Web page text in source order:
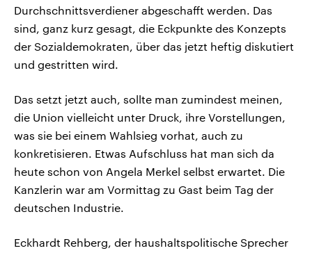
Durchschnittsverdiener abgeschafft werden. Das
sind, ganz kurz gesagt, die Eckpunkte des Konzepts
der Sozialdemokraten, über das jetzt heftig diskutiert
und gestritten wird.
Das setzt jetzt auch, sollte man zumindest meinen,
die Union vielleicht unter Druck, ihre Vorstellungen,
was sie bei einem Wahlsieg vorhat, auch zu
konkretisieren. Etwas Aufschluss hat man sich da
heute schon von Angela Merkel selbst erwartet. Die
Kanzlerin war am Vormittag zu Gast beim Tag der
deutschen Industrie.
Eckhardt Rehberg, der haushaltspolitische Sprecher